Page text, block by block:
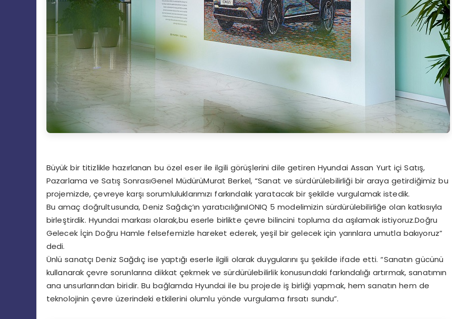
Büyük bir titizlikle hazırlanan bu özel eser ile ilgili görüşlerini dile getiren Hyundai Assan Yurt içi Satış,
Pazarlama ve Satış SonrasıGenel MüdürüMurat Berkel, “Sanat ve sürdürülebilirliği bir araya getirdiğimiz bu
projemizde, çevreye karşı sorumluluklarımızı farkındalık yaratacak bir şekilde vurgulamak istedik.
Bu amaç doğrultusunda, Deniz Sağdıç’ın yaratıcılığınıIONIQ 5 modelimizin sürdürülebilirliğe olan katkısıyla
birleştirdik. Hyundai markası olarak,bu eserle birlikte çevre bilincini topluma da aşılamak istiyoruz.Doğru
Gelecek İçin Doğru Hamle felsefemizle hareket ederek, yeşil bir gelecek için yarınlara umutla bakıyoruz”
dedi.
Ünlü sanatçı Deniz Sağdıç ise yaptığı eserle ilgili olarak duygularını şu şekilde ifade etti. “Sanatın gücünü
kullanarak çevre sorunlarına dikkat çekmek ve sürdürülebilirlik konusundaki farkındalığı artırmak, sanatımın
ana unsurlarından biridir. Bu bağlamda Hyundai ile bu projede iş birliği yapmak, hem sanatın hem de
teknolojinin çevre üzerindeki etkilerini olumlu yönde vurgulama fırsatı sundu”.